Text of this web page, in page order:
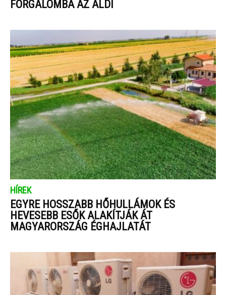
FORGALOMBA AZ ALDI
HÍREK
EGYRE HOSSZABB HŐHULLÁMOK ÉS
HEVESEBB ESŐK ALAKÍTJÁK ÁT
MAGYARORSZÁG ÉGHAJLATÁT